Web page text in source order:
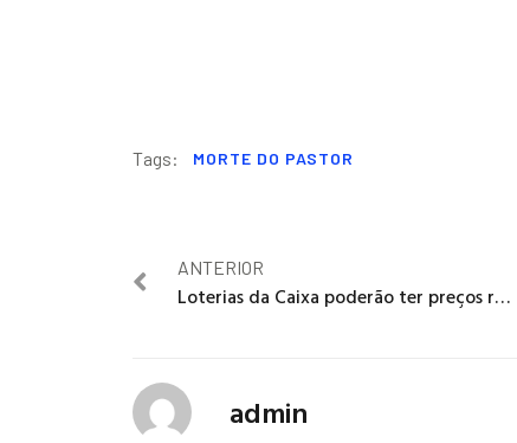
Tags: MORTE DO PASTOR
ANTERIOR
Loterias da Caixa poderão ter preços reajustados a partir de janeiro
admin